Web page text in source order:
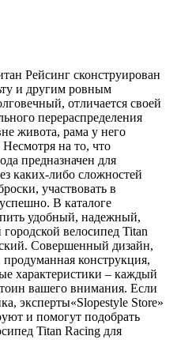
Рейсинг сконструирован
и другим ровным
отличается своей
перераспределения
живота, рама у него
Несмотря на то, что
предназначен для
каких-либо сложностей
участвовать в
В каталоге
удобный, надежный,
велосипед Titan
Совершенный дизайн,
конструкция,
характеристики – каждый
вашего внимания. Если
эксперты«Slopestyle Store»
и помогут подобрать
Titan Racing для